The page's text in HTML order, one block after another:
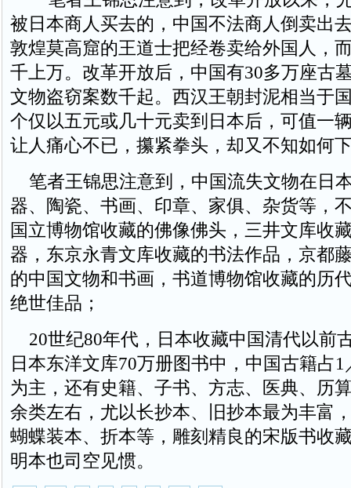
被日本商人买去的，中国不法商人倒卖出
敦煌莫高窟的王道士把经卷卖给外国人，
千上万。改革开放后，中国有30多万座古
文物盗窃案数千起。西汉王朝封泥相当于
个仅以五元或几十元卖到日本后，可值一
让人痛心不已，攥紧拳头，却又不知如何
笔者王锦思注意到，中国流失文物在日
器、陶瓷、书画、印章、家俱、杂货等，
国立博物馆收藏的佛像佛头，三井文库收
器，东京永青文库收藏的书法作品，京都
的中国文物和书画，书道博物馆收藏的历
绝世佳品；
20世纪80年代，日本收藏中国清代以前
日本东洋文库70万册图书中，中国古籍占
为主，还有史籍、子书、方志、医典、历
余类左右，尤以长抄本、旧抄本最为丰富
蝴蝶装本、折本等，雕刻精良的宋版书收
明本也司空见惯。